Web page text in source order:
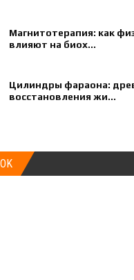
Магнитотерапия: как
влияют на биох...
Цилиндры фараона:
восстановления жи...